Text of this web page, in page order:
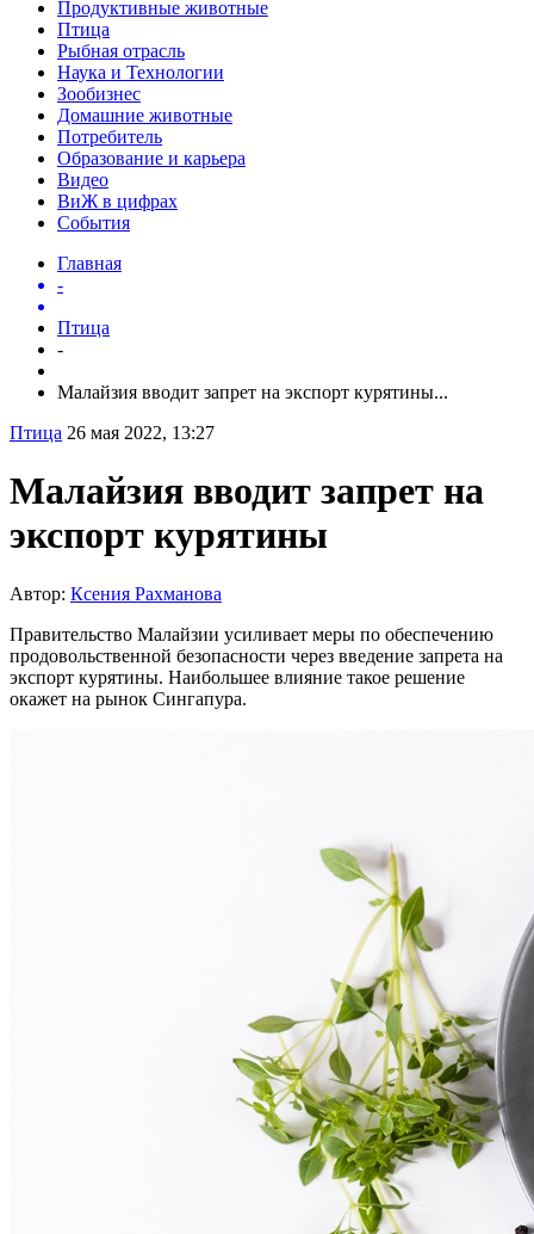
Продуктивные животные
Птица
Рыбная отрасль
Наука и Технологии
Зообизнес
Домашние животные
Потребитель
Образование и карьера
Видео
ВиЖ в цифрах
События
Главная
-
Птица
-
Малайзия вводит запрет на экспорт курятины...
Птица 26 мая 2022, 13:27
Малайзия вводит запрет на
экспорт курятины
Автор: Ксения Рахманова
Правительство Малайзии усиливает меры по обеспечению
продовольственной безопасности через введение запрета на
экспорт курятины. Наибольшее влияние такое решение
окажет на рынок Сингапура.